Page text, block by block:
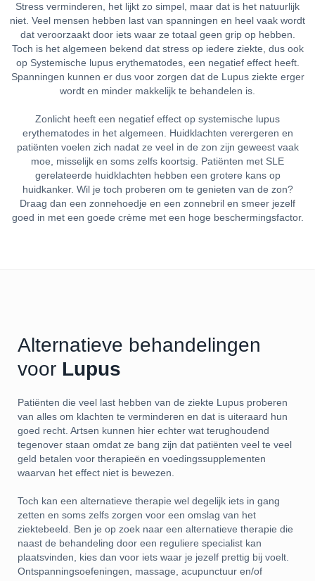
Stress verminderen, het lijkt zo simpel, maar dat is het natuurlijk
niet. Veel mensen hebben last van spanningen en heel vaak wordt
dat veroorzaakt door iets waar ze totaal geen grip op hebben.
Toch is het algemeen bekend dat stress op iedere ziekte, dus ook
op Systemische lupus erythematodes, een negatief effect heeft.
Spanningen kunnen er dus voor zorgen dat de Lupus ziekte erger
wordt en minder makkelijk te behandelen is.
Zonlicht heeft een negatief effect op systemische lupus
erythematodes in het algemeen. Huidklachten verergeren en
patiënten voelen zich nadat ze veel in de zon zijn geweest vaak
moe, misselijk en soms zelfs koortsig. Patiënten met SLE
gerelateerde huidklachten hebben een grotere kans op
huidkanker. Wil je toch proberen om te genieten van de zon?
Draag dan een zonnehoedje en een zonnebril en smeer jezelf
goed in met een goede crème met een hoge beschermingsfactor.
Alternatieve behandelingen
voor Lupus
Patiënten die veel last hebben van de ziekte Lupus proberen
van alles om klachten te verminderen en dat is uiteraard hun
goed recht. Artsen kunnen hier echter wat terughoudend
tegenover staan omdat ze bang zijn dat patiënten veel te veel
geld betalen voor therapieën en voedingssupplementen
waarvan het effect niet is bewezen.
Toch kan een alternatieve therapie wel degelijk iets in gang
zetten en soms zelfs zorgen voor een omslag van het
ziektebeeld. Ben je op zoek naar een alternatieve therapie die
naast de behandeling door een reguliere specialist kan
plaatsvinden, kies dan voor iets waar je jezelf prettig bij voelt.
Ontspanningsoefeningen, massage, acupunctuur en/of